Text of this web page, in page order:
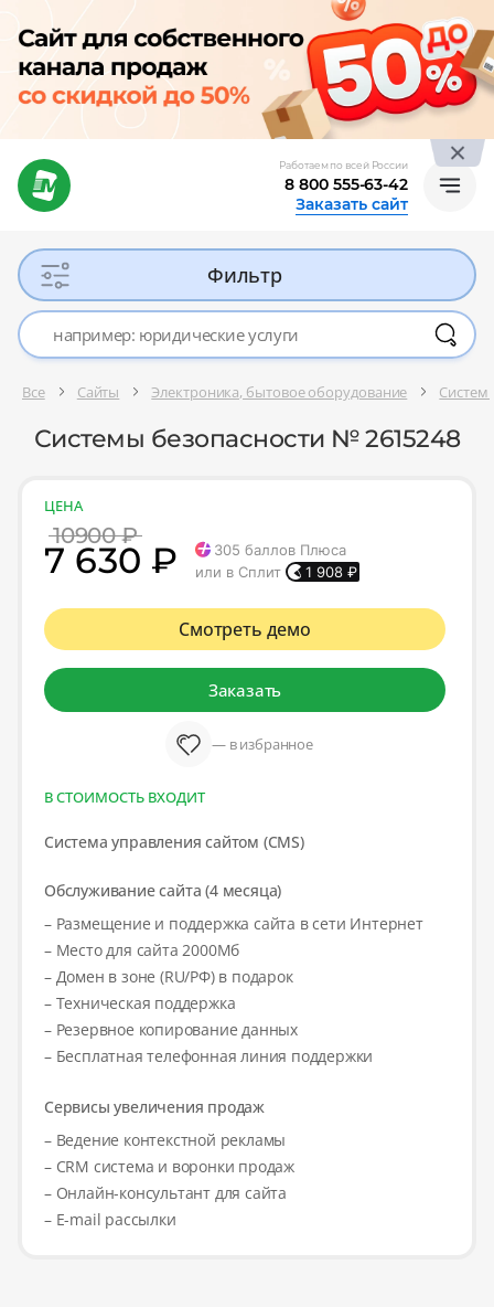
Работаем по всей России
8 800 555-63-42
Заказать сайт
Фильтр
Все Сайты Электроника, бытовое оборудование
Системы безопасности № 2615248
ЦЕНА
10900 ₽
7 630 ₽ 305 баллов Плюса
или в Сплит
1 908 ₽
Смотреть демо
Заказать
— в избранное
В СТОИМОСТЬ ВХОДИТ
Система управления сайтом (CMS)
Обслуживание сайта (4 месяца)
– Размещение и поддержка сайта в сети Интернет
– Место для сайта 2000Мб
– Домен в зоне (RU/РФ) в подарок
– Техническая поддержка
– Резервное копирование данных
– Бесплатная телефонная линия поддержки
Сервисы увеличения продаж
– Ведение контекстной рекламы
– CRM система и воронки продаж
– Онлайн-консультант для сайта
– E-mail рассылки